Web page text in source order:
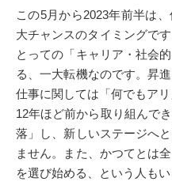
この5月から2023年前半は
大チャンスのタイミングで
とっての「キャリア・社会
る、一大転機なのです。昇
仕事に関しては「何でもア
12年ほど前から取り組んで
落」し、新しいステージへ
ません。また、かつてとは
を選び始める、という人も